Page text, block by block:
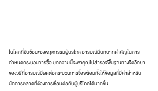
ในโลกที่ซับซ้อนของพฤติกรรมผู้บริโภค อารมณ์มีบทบาทสำคัญในการ
กำหนดกระบวนการซื้อ บทความนี้จะพาคุณไปสำรวจพื้นฐานทางจิตวิทยา
ของวิธีที่อารมณ์มีผลต่อกระบวนการซื้อพร้อมทั้งให้ข้อมูลที่มีค่าสำหรับ
นักการตลาดที่ต้องการเชื่อมต่อกับผู้บริโภคได้มากขึ้น.